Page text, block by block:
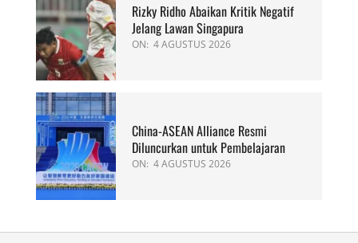
Rizky Ridho Abaikan Kritik Negatif
Jelang Lawan Singapura
ON: 4 AGUSTUS 2026
China-ASEAN Alliance Resmi
Diluncurkan untuk Pembelajaran
ON: 4 AGUSTUS 2026